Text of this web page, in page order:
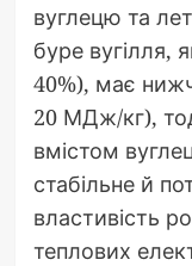
вуглецю та
буре вугілля,
40%), має
20 МДж/кг),
вмістом
стабільне й
властивість
теплових